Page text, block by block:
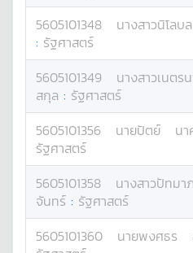
5605101348 นางสาวนิโลบล
: รัฐศาสตร์
5605101349 นางสาวเนต
สกุล : รัฐศาสตร์
5605101356 นายปัตย์ น
รัฐศาสตร์
5605101358 นางสาวปัทมา
จันทร์ : รัฐศาสตร์
5605101360 นายพงศธร